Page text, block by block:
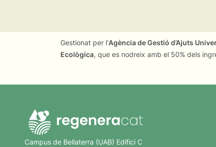
Gestionat per l’Agència de Gestió d’Ajuts
Ecològica, que es nodreix amb el 50% dels
Campus de Bellaterra (UAB) Edifici C